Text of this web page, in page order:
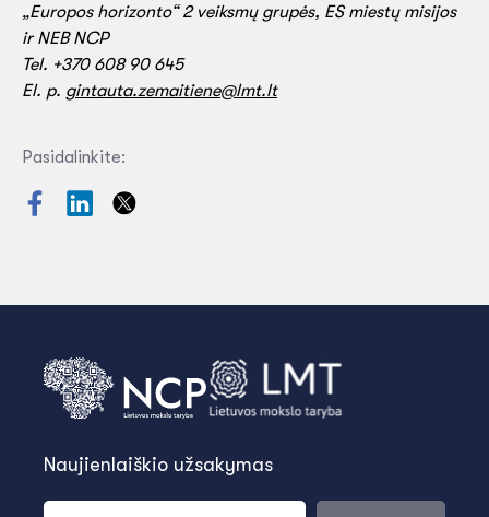
„Europos horizonto“ 2 veiksmų grupės, ES miestų misijos
ir NEB NCP
Tel. +370 608 90 645
El. p. gintauta.zemaitiene@lmt.lt
Pasidalinkite:
Naujienlaiškio užsakymas